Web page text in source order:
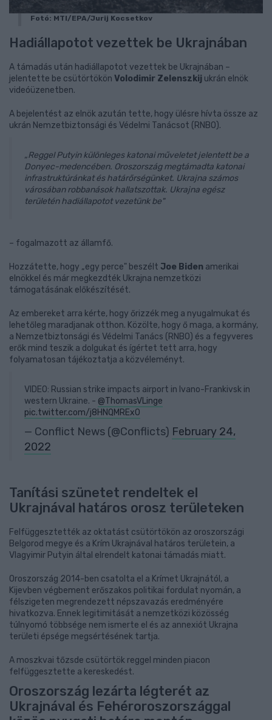
Fotó: MTI/EPA/Jurij Kocsetkov
Hadiállapotot vezettek be Ukrajnában
A támadás után hadiállapotot vezettek be Ukrajnában –
jelentette be csütörtökön Volodimir Zelenszkij ukrán elnök
videóüzenetben.
A bejelentést az elnök azután tette, hogy ülésre hívta össze az
ukrán Nemzetbiztonsági és Védelmi Tanácsot (RNBO).
„Reggel Putyin különleges katonai műveletet jelentett be a
Donyec-medencében. Oroszország megtámadta katonai
infrastruktúránkat és határőrségünket. Ukrajna számos
városában robbanások hallatszottak. Ukrajna egész
területén hadiállapotot vezetünk be"
– fogalmazott az államfő.
Hozzátette, hogy „egy perce" beszélt Joe Biden amerikai
elnökkel és már megkezdték Ukrajna nemzetközi
támogatásának előkészítését.
Az embereket arra kérte, hogy őrizzék meg a nyugalmukat és
lehetőleg maradjanak otthon. Közölte, hogy ő maga, a kormány,
a Nemzetbiztonsági és Védelmi Tanács (RNBO) és a fegyveres
erők mind teszik a dolgukat és ígértet tett arra, hogy
folyamatosan tájékoztatja a közvéleményt.
VIDEO: Russian strike impacts airport in Ivano-Frankivsk in
western Ukraine. - @ThomasVLinge
pic.twitter.com/j8HNQMREx0
— Conflict News (@Conflicts) February 24,
2022
Tanítási szünetet rendeltek el
Ukrajnával határos orosz területeken
Felfüggesztették az oktatást csütörtökön az oroszországi
Belgorod megye és a Krím Ukrajnával határos területein, a
Vlagyimir Putyin által elrendelt katonai támadás miatt.
Oroszország 2014-ben csatolta el a Krímet Ukrajnától, a
Kijevben végbement erőszakos politikai fordulat nyomán, a
félszigeten megrendezett népszavazás eredményére
hivatkozva. Ennek legitimitását a nemzetközi közösség
túlnyomó többsége nem ismerte el és az annexiót Ukrajna
területi épsége megsértésének tartja.
A moszkvai tőzsde csütörtök reggel minden piacon
felfüggesztette a kereskedést.
Oroszország lezárta légterét az
Ukrajnával és Fehéroroszországgal